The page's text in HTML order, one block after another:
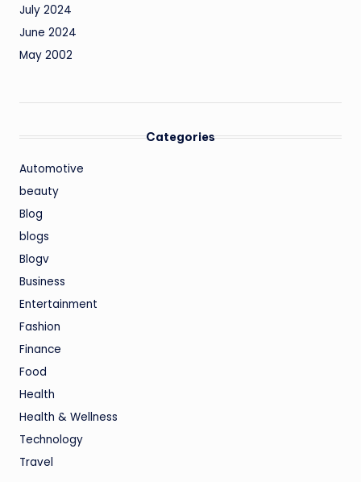
July 2024
June 2024
May 2002
Categories
Automotive
beauty
Blog
blogs
Blogv
Business
Entertainment
Fashion
Finance
Food
Health
Health & Wellness
Technology
Travel